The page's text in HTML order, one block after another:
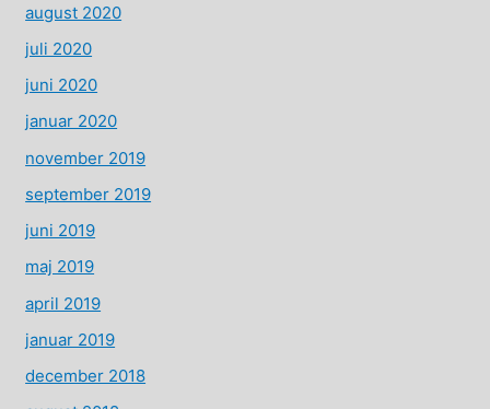
august 2020
juli 2020
juni 2020
januar 2020
november 2019
september 2019
juni 2019
maj 2019
april 2019
januar 2019
december 2018